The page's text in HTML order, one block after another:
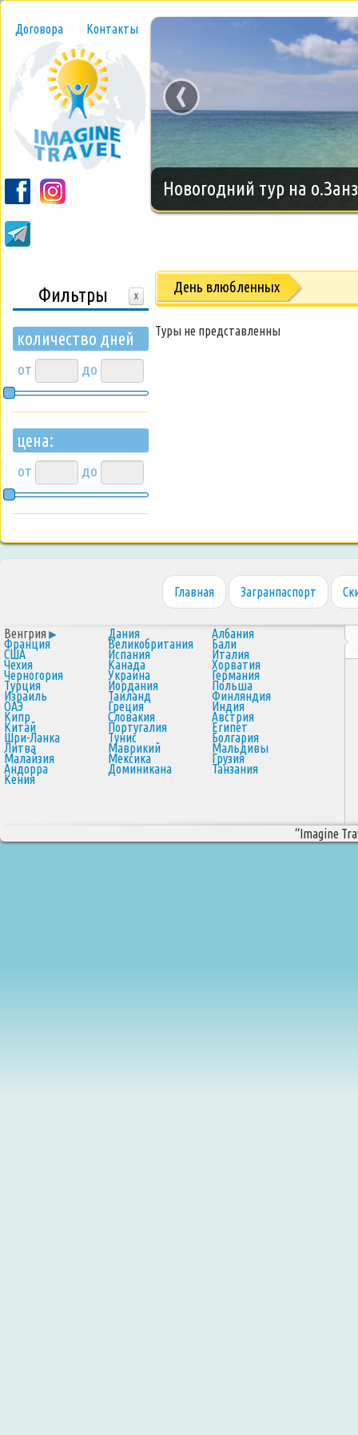
Договора Контакты
Новогодний тур на
‹
Фильтры X
количество дней
от до
цена:
от до
День влюбленных
Туры не представленны
Главная Загранпаспорт
Венгрия Дания Албания
Франция Великобритания Бали
США Испания Италия
Чехия Канада Хорватия
Черногория Украина Германия
Турция Иордания Польша
Израиль Таиланд Финляндия
ОАЭ Греция Индия
Кипр Словакия Австрия
Китай Португалия Египет
Шри-Ланка Тунис Болгария
Литва Маврикий Мальдивы
Малайзия Мексика Грузия
Андорра Доминикана Танзания
Кения
“Imagine